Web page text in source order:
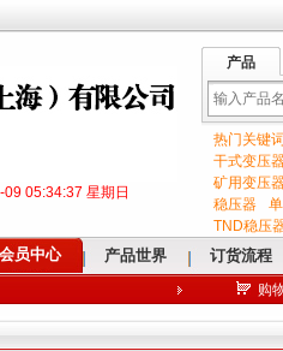
05:34:37 星期日
产品
输热门关键
干式变压
矿用变压
稳压器
TND稳压
会员中心 产品世界 订货流程
购